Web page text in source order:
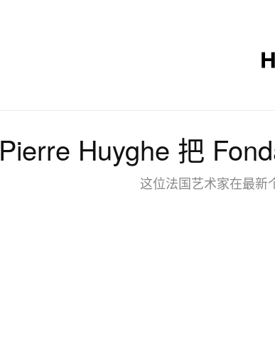
Pierre Huyghe 把
这位法国艺术家在最新